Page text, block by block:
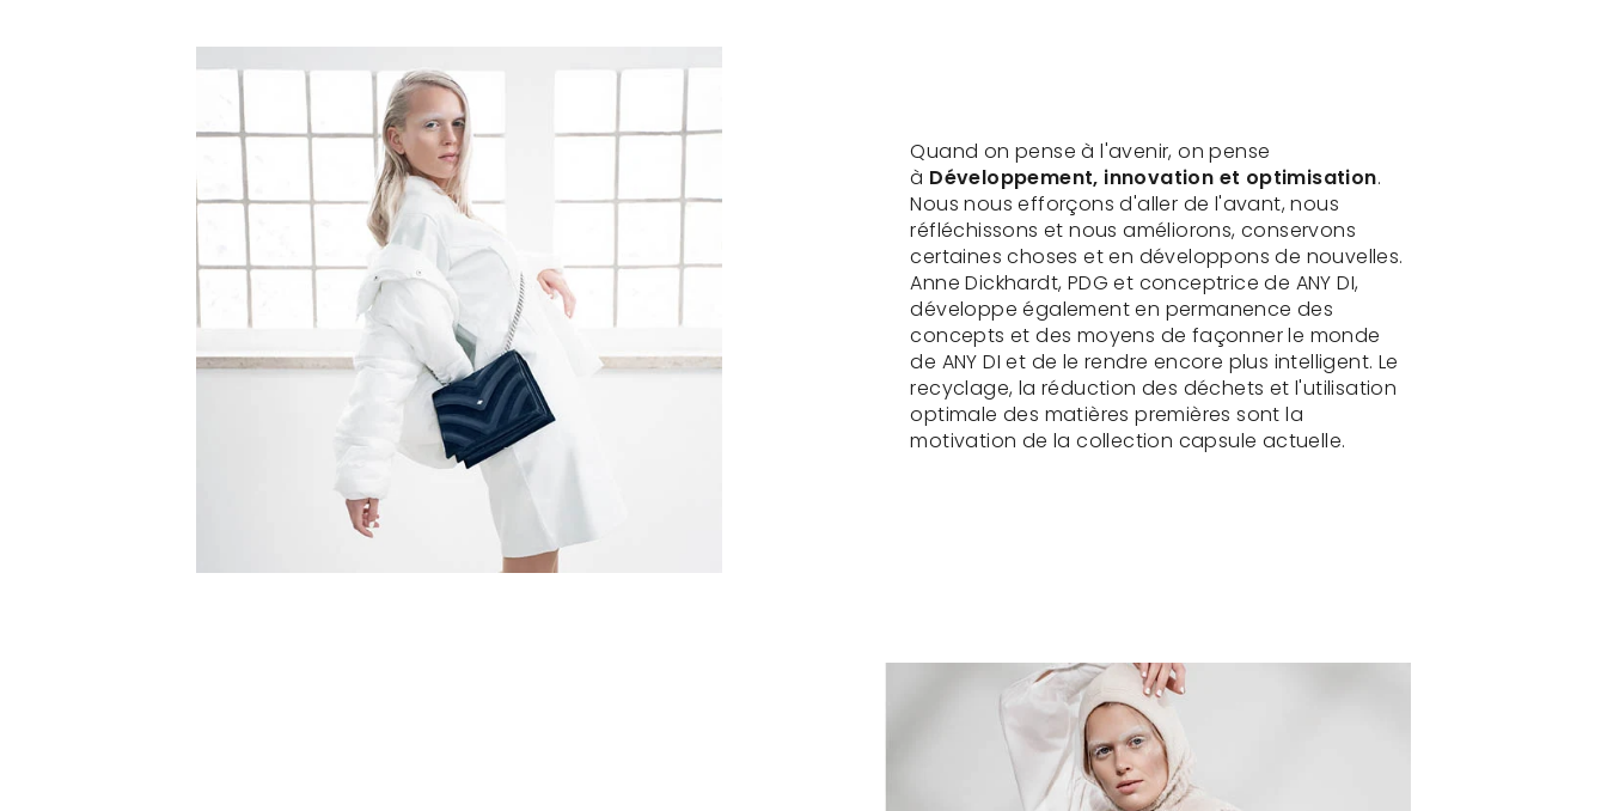
Quand on pense à l'avenir, on pense
à Développement, innovation et optimisation.
Nous nous efforçons d'aller de l'avant, nous
réfléchissons et nous améliorons, conservons
certaines choses et en développons de nouvelles.
Anne Dickhardt, PDG et conceptrice de ANY DI,
développe également en permanence des
concepts et des moyens de façonner le monde
de ANY DI et de le rendre encore plus intelligent. Le
recyclage, la réduction des déchets et l'utilisation
optimale des matières premières sont la
motivation de la collection capsule actuelle.